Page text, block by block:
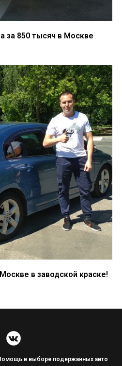
за 850 тысяч в Москве
в заводской краске!
в выборе подержанных авто